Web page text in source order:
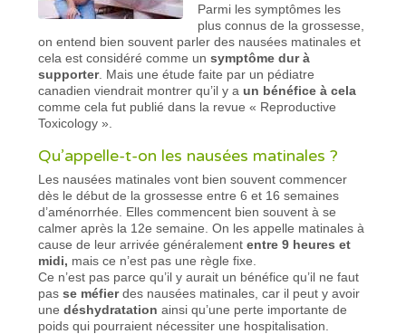
Parmi les symptômes les
plus connus de la grossesse,
on entend bien souvent parler des nausées matinales et
cela est considéré comme unsymptôme dur à
supporter. Mais une étude faite par un pédiatre
canadien viendrait montrer qu’il y a un bénéfice à cela
comme cela fut publié dans la revue « Reproductive
Toxicology ».
Qu’appelle-t-on les nausées matinales ?
Les nausées matinales vont bien souvent commencer
dès le début de la grossesse entre 6 et 16 semaines
d’aménorrhée. Elles commencent bien souvent à se
calmer après la 12e semaine. On les appelle matinales à
cause de leur arrivée généralemententre 9 heures et
midi, mais ce n’est pas une règle fixe.
Ce n’est pas parce qu’il y aurait un bénéfice qu’il ne faut
passe méfierdes nausées matinales, car il peut y avoir
unedéshydratation ainsi qu’une perte importante de
poids qui pourraient nécessiter une hospitalisation.